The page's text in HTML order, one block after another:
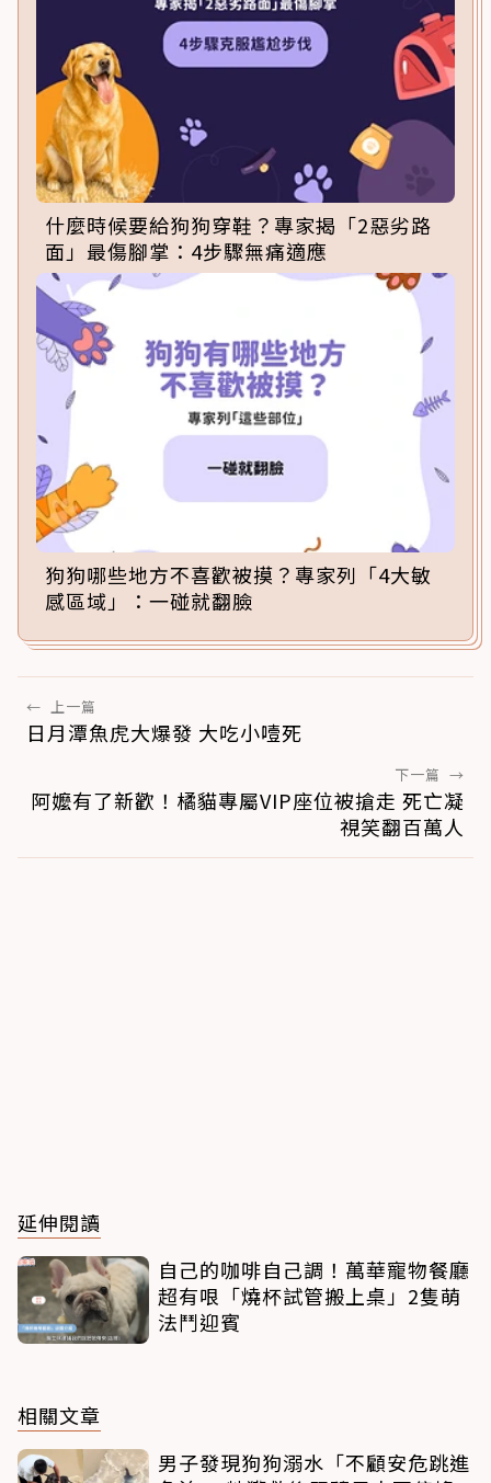
什麼時候要給狗狗穿鞋？專家揭「2惡劣路
面」最傷腳掌：4步驟無痛適應
狗狗哪些地方不喜歡被摸？專家列「4大敏
感區域」：一碰就翻臉
← 上一篇
日月潭魚虎大爆發 大吃小噎死
下一篇 →
阿嬤有了新歡！橘貓專屬VIP座位被搶走 死亡凝
視笑翻百萬人
延伸閱讀
自己的咖啡自己調！萬華寵物餐廳
超有哏「燒杯試管搬上桌」2隻萌
法鬥迎賓
相關文章
男子發現狗狗溺水「不顧安危跳進